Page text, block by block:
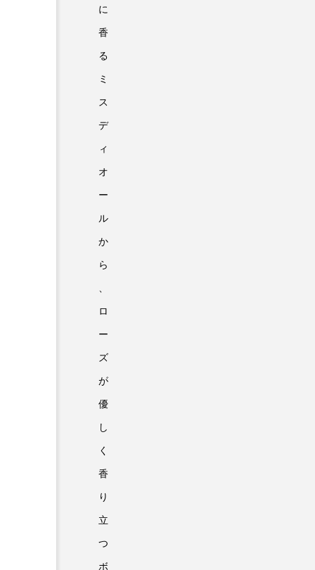
に
香
る
ミ
ス
デ
ィ
オ
ー
ル
か
ら
ロ
ー
ズ
が
優
し
く
香
り
立
つ
ボ